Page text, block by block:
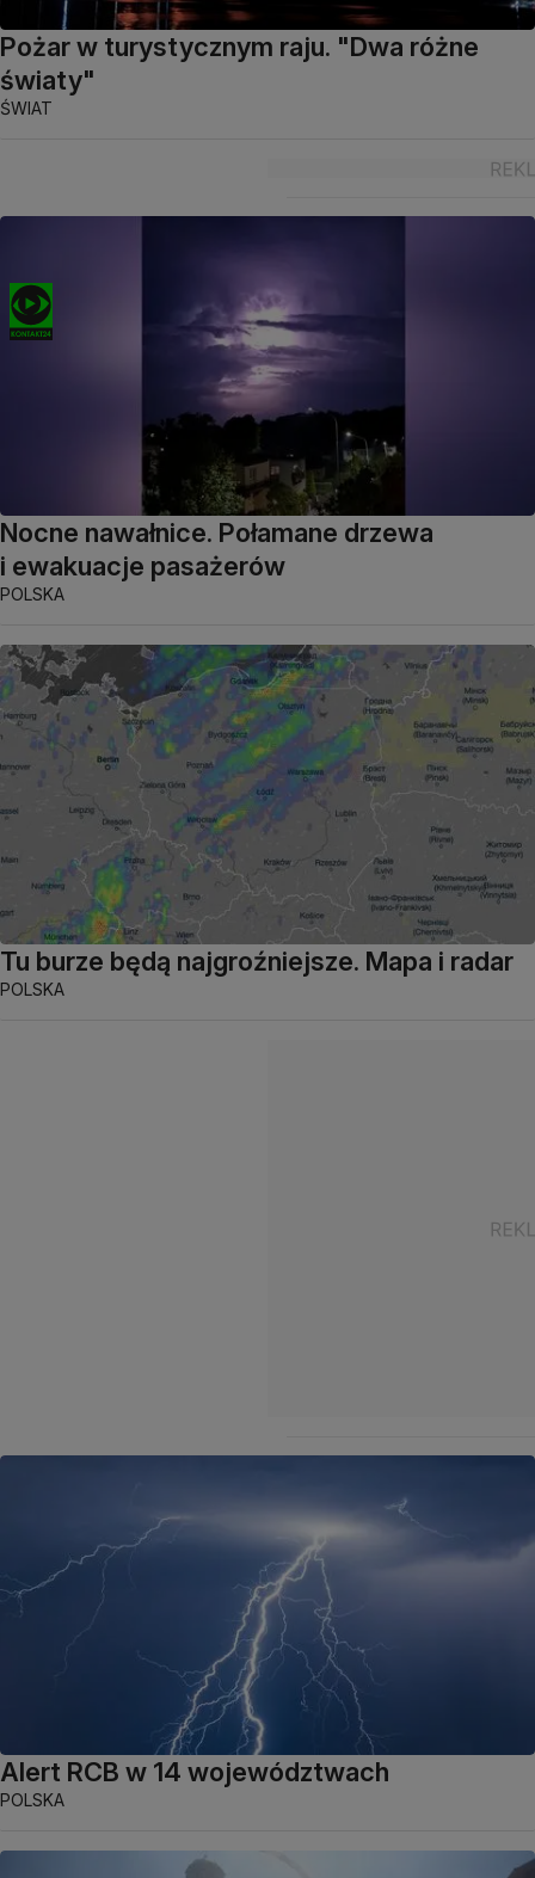
Pożar w turystycznym raju. "Dwa różne
światy"
ŚWIAT
Nocne nawałnice. Połamane drzewa
i ewakuacje pasażerów
POLSKA
Tu burze będą najgroźniejsze. Mapa i radar
POLSKA
Alert RCB w 14 województwach
POLSKA